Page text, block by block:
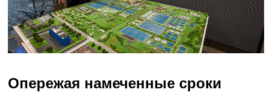
Опережая намеченные сроки